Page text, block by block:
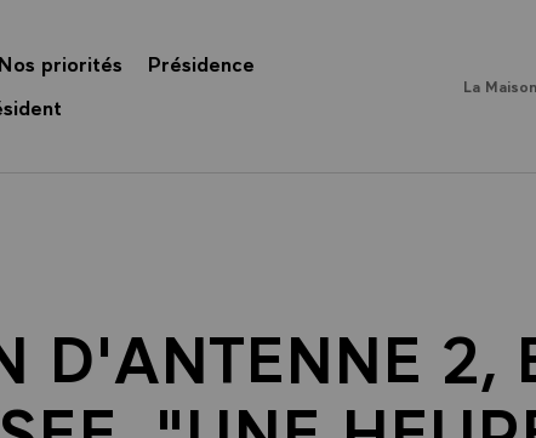
Nos priorités
Présidence
La
D'ANTENNE 2,